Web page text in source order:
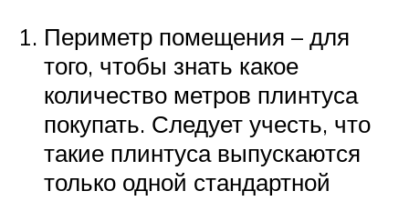
Периметр помещения – для
того, чтобы знать какое
количество метров плинтуса
покупать. Следует учесть, что
такие плинтуса выпускаются
только одной стандартной